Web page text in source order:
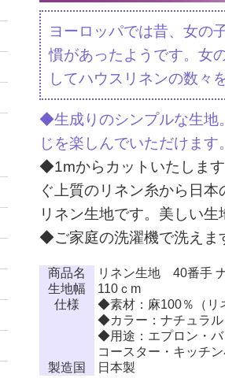
ヨーロッパでは昔、女の
慣があったようです。女
してハウスリネンの数々
◆生成りのシンプルな生地
じを楽しんでいただけます。
◆1mからカットいたしま
ぐ上質のリネン糸から日
リネン生地です。美しい生
◆ご家庭の洗濯機で洗えま
商品名
リネン生地 40番手
生地幅
110ｃm
仕様
◆素材：麻100％（リ
◆カラー：ナチュラル
◆用途：エプロン・バ
コースター・キッチ
製造国
日本製